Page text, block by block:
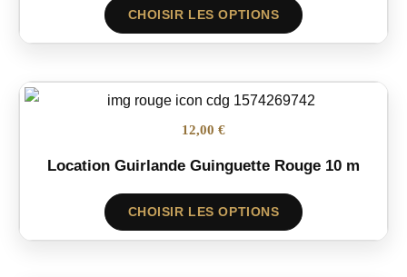
CHOISIR LES OPTIONS
12,00 €
Location Guirlande Guinguette Rouge 10 m
CHOISIR LES OPTIONS